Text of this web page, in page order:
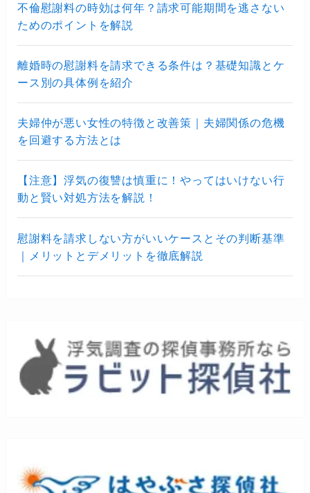
不倫慰謝料の時効は何年？請求可能期間を逃さない
ためのポイントを解説
離婚時の慰謝料を請求できる条件は？基礎知識とケ
ース別の具体例を紹介
夫婦仲が悪い女性の特徴と改善策｜夫婦関係の危機
を回避する方法とは
【注意】浮気の復讐は慎重に！やってはいけない行
動と賢い対処方法を解説！
慰謝料を請求しない方がいいケースとその判断基準
｜メリットとデメリットを徹底解説